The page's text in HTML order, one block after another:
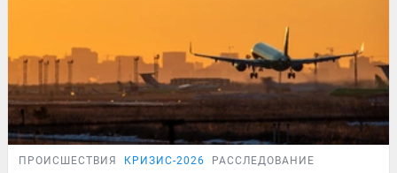
ПРОИСШЕСТВИЯ КРИЗИС-2026 РАССЛЕДОВАНИЕ